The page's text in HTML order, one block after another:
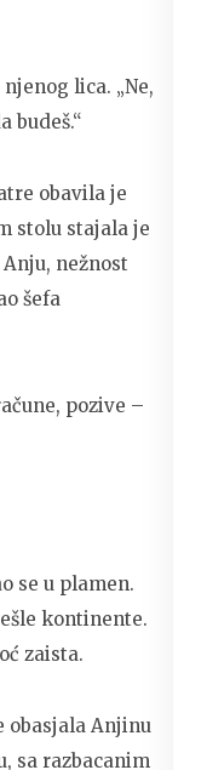
lica. „Ne,
budeš.“
obavila je
stolu stajala je
nežnost
šefa
pozive –
se u plamen.
kontinente.
zaista.
obasjala Anjinu
sa razbacanim